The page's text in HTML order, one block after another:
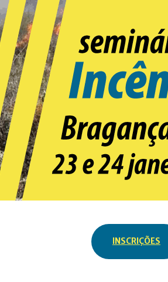
INSCRIÇÕES